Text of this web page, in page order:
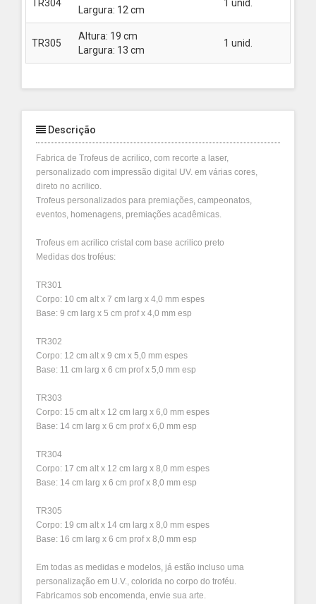
TR304
Largura: 12 cm
1 unid.
TR305
Altura: 19 cm
Largura: 13 cm
1 unid.
Descrição
Fabrica de Trofeus de acrilico, com recorte a laser,
personalizado com impressão digital UV. em várias cores,
direto no acrilico.
Trofeus personalizados para premiações, campeonatos,
eventos, homenagens, premiações acadêmicas.
Trofeus em acrilico cristal com base acrilico preto
Medidas dos troféus:
TR301
Corpo: 10 cm alt x 7 cm larg x 4,0 mm espes
Base: 9 cm larg x 5 cm prof x 4,0 mm esp
TR302
Corpo: 12 cm alt x 9 cm x 5,0 mm espes
Base: 11 cm larg x 6 cm prof x 5,0 mm esp
TR303
Corpo: 15 cm alt x 12 cm larg x 6,0 mm espes
Base: 14 cm larg x 6 cm prof x 6,0 mm esp
TR304
Corpo: 17 cm alt x 12 cm larg x 8,0 mm espes
Base: 14 cm larg x 6 cm prof x 8,0 mm esp
TR305
Corpo: 19 cm alt x 14 cm larg x 8,0 mm espes
Base: 16 cm larg x 6 cm prof x 8,0 mm esp
Em todas as medidas e modelos, já estão incluso uma
personalização em U.V., colorida no corpo do troféu.
Fabricamos sob encomenda, envie sua arte.